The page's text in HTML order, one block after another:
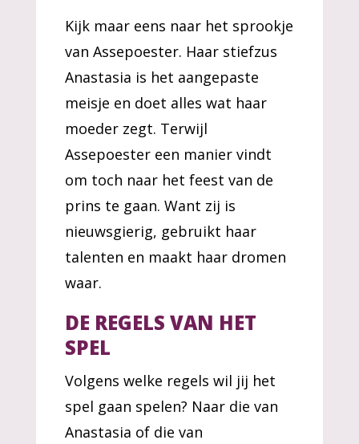
Kijk maar eens naar het sprookje
van Assepoester. Haar stiefzus
Anastasia is het aangepaste
meisje en doet alles wat haar
moeder zegt. Terwijl
Assepoester een manier vindt
om toch naar het feest van de
prins te gaan. Want zij is
nieuwsgierig, gebruikt haar
talenten en maakt haar dromen
waar.
DE REGELS VAN HET
SPEL
Volgens welke regels wil jij het
spel gaan spelen? Naar die van
Anastasia of die van